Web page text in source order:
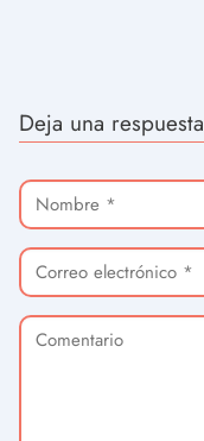
Deja una respuesta